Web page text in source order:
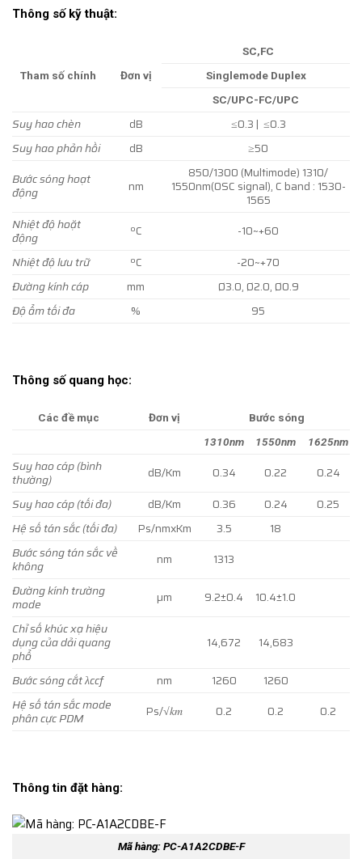
Thông số kỹ thuật:
Tham số chính Đơn vị
SC,FC
Singlemode Duplex
SC/UPC-FC/UPC
Suy hao chèn dB
≤0.3 | ≤0.3
Suy hao phản hồi
dB
≥50
Bước sóng hoạt
động
nm
850/1300 (Multimode) 1310/
1550nm(OSC signal), C band : 1530-
1565
Nhiệt độ hoặt
động
ºC
-10~+60
Nhiệt độ lưu trữ
ºC
-20~+70
Đường kính cáp
mm
Ø3.0, Ø2.0, Ø0.9
Độ ẩm tối đa
% 95
Thông số quang học:
Các đề mục Đơn vị
Bước sóng
1310nm
1550nm 1625nm
Suy hao cáp (bình
thường)
dB/Km 0.34 0.22
0.24
Suy hao cáp (tối đa)
dB/Km 0.36 0.24
0.25
Hệ số tán sắc (tối đa)
Ps/nmxKm 3.5
18
Bước sóng tán sắc về
không
nm
1313
Đường kính trường
mode
µm 9.2±0.4
10.4±1.0
Chỉ số khúc xạ hiệu
dụng của dải quang
phổ
14,672 14,683
Bước sóng cắt λccf nm 1260
1260
Hệ số tán sắc mode
phân cực PDM
Ps/√𝑘𝑚 0.2 0.2 0.2
Thông tin đặt hàng:
Mã hàng: PC-A1A2CDBE-F